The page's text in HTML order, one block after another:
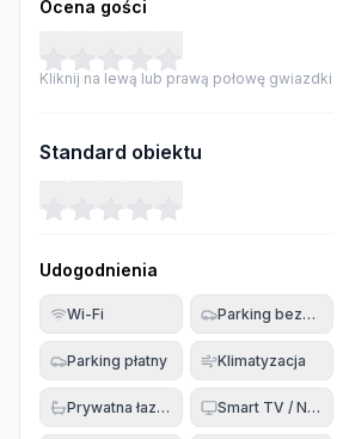
Ocena gości
Kliknij na lewą lub prawą połowę gwiazdki
Standard obiektu
Udogodnienia
Wi-Fi Parking bezpłatny
Parking płatny Klimatyzacja
Prywatna łazienka Smart TV / Netflix